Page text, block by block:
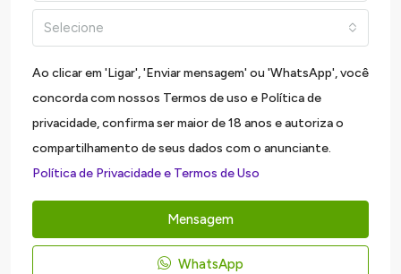
Selecione
Ao clicar em 'Ligar', 'Enviar mensagem' ou 'WhatsApp', você
concorda com nossos Termos de uso e Política de
privacidade, confirma ser maior de 18 anos e autoriza o
compartilhamento de seus dados com o anunciante.
Política de Privacidade e Termos de Uso
Mensagem
WhatsApp